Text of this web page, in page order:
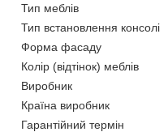
Тип меблів
Тип встановлення консолі
Форма фасаду
Колір (відтінок) меблів
Виробник
Країна виробник
Гарантійний термін